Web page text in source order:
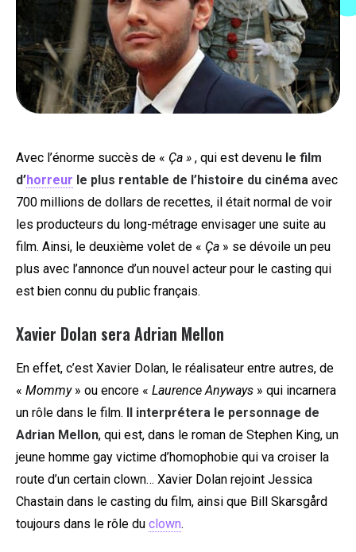
BONS PLANS
SOUTENEZ KULTT
Avec l’énorme succès de « Ça » , qui est devenu le film
d’horreur le plus rentable de l’histoire du cinéma avec
700 millions de dollars de recettes, il était normal de voir
les producteurs du long-métrage envisager une suite au
film. Ainsi, le deuxième volet de « Ça » se dévoile un peu
plus avec l’annonce d’un nouvel acteur pour le casting qui
est bien connu du public français.
Xavier Dolan sera Adrian Mellon
En effet, c’est Xavier Dolan, le réalisateur entre autres, de
« Mommy» ou encore « Laurence Anyways » qui incarnera
un rôle dans le film. Il interprétera le personnage de
Adrian Mellon, qui est, dans le roman de Stephen King, un
jeune homme gay victime d’homophobie qui va croiser la
route d’un certain clown… Xavier Dolan rejoint Jessica
Chastain dans le casting du film, ainsi que Bill Skarsgård
toujours dans le rôle du clown.